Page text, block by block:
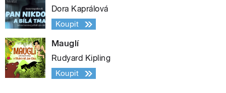
Dora Kaprálová
Koupit
Mauglí
Rudyard Kipling
Koupit